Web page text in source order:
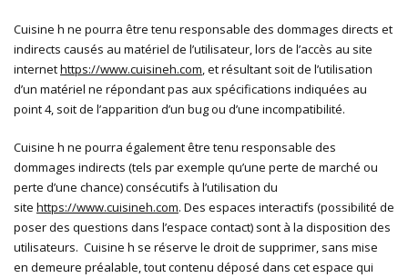
Cuisine h ne pourra être tenu responsable des dommages directs et
indirects causés au matériel de l’utilisateur, lors de l’accès au site
internethttps://www.cuisineh.com, et résultant soit de l’utilisation
d’un matériel ne répondant pas aux spécifications indiquées au
point 4, soit de l’apparition d’un bug ou d’une incompatibilité.
Cuisine h ne pourra également être tenu responsable des
dommages indirects (tels par exemple qu’une perte de marché ou
perte d’une chance) consécutifs à l’utilisation du
site https://www.cuisineh.com. Des espaces interactifs (possibilité de
poser des questions dans l’espace contact) sont à la disposition des
utilisateurs. Cuisine h se réserve le droit de supprimer, sans mise
en demeure préalable, tout contenu déposé dans cet espace qui